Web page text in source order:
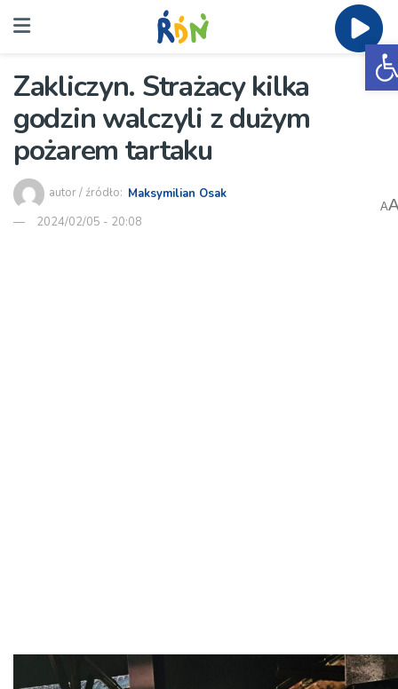
Zakliczyn. Strażacy kilka
godzin walczyli z dużym
pożarem tartaku
autor / źródło: Maksymilian Osak
2024/02/05 - 20:08
A